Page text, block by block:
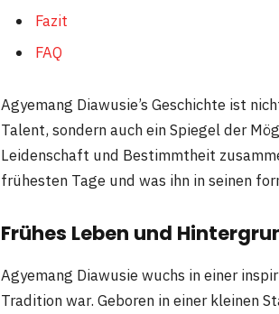
Fazit
FAQ
Agyemang Diawusie’s Geschichte ist
Talent, sondern auch ein Spiegel der
Leidenschaft und Bestimmtheit
frühesten Tage und was ihn in seinen
Frühes Leben und
Agyemang Diawusie wuchs in einer
Tradition war. Geboren in einer kleinen